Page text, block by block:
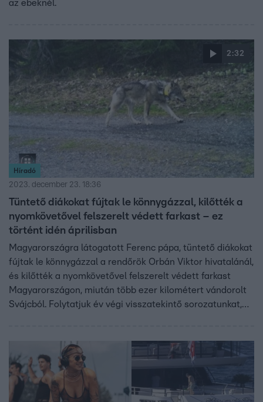
az ebeknél.
2:32
Híradó
2023. december 23. 18:36
Tüntető diákokat fújtak le könnygázzal, kilőtték a
nyomkövetővel felszerelt védett farkast – ez
történt idén áprilisban
Magyarországra látogatott Ferenc pápa, tüntető diákokat
fújtak le könnygázzal a rendőrök Orbán Viktor hivatalánál,
és kilőtték a nyomkövetővel felszerelt védett farkast
Magyarországon, miután több ezer kilométert vándorolt
Svájcból. Folytatjuk év végi visszatekintő sorozatunkat,